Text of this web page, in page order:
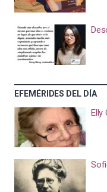
EFEMÉRIDES DEL DÍA
Elly